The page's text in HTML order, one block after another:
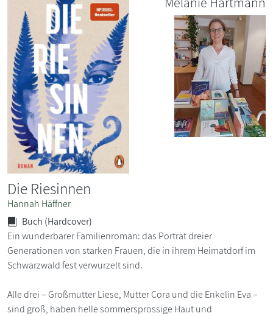
Die Riesinnen
Hannah Häffner
Buch (Hardcover)
Ein wunderbarer Familienroman: das Porträt dreier
Generationen von starken Frauen, die in ihrem Heimatdorf im
Schwarzwald fest verwurzelt sind.
Alle drei – Großmutter Liese, Mutter Cora und die Enkelin Eva –
sind groß, haben helle sommersprossige Haut und